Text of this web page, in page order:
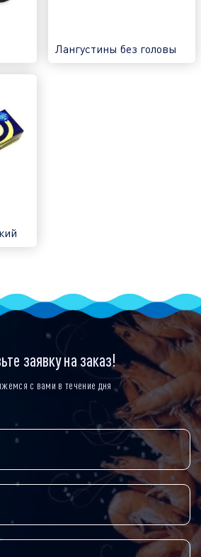
Лангустины без головы
заявку на заказ!
с вами в течение дня